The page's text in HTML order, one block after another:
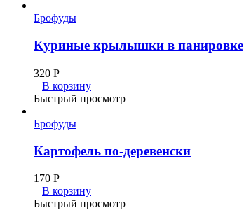
Брофуды
Куриные крылышки в панировке
320 Р
В корзину
Быстрый просмотр
Брофуды
Картофель по-деревенски
170 Р
В корзину
Быстрый просмотр